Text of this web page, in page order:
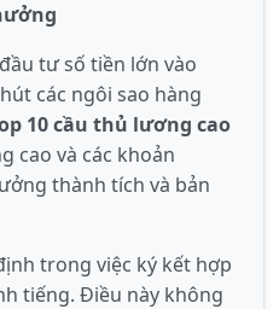
tư số tiền lớn vào
các ngôi sao hàng
10 cầu thủ lương cao
cao và các khoản
thành tích và bản
trong việc ký kết hợp
tiếng. Điều này không